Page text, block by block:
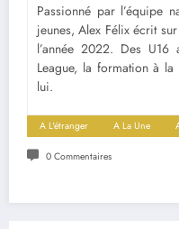
Passionné par l’équipe
jeunes, Alex Félix écrit
l’année 2022. Des
League, la formation à
lui.
A L'étranger A La Une
0 Commentaires